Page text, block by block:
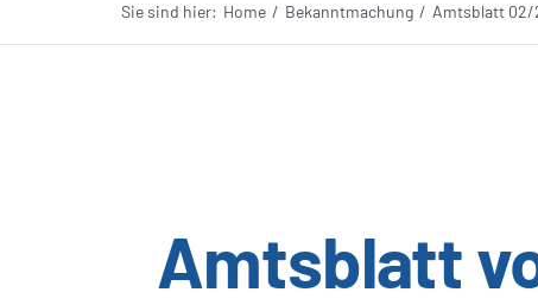
Sie sind hier: Home Bekanntmachung Amtsblatt 02/
Amtsblatt